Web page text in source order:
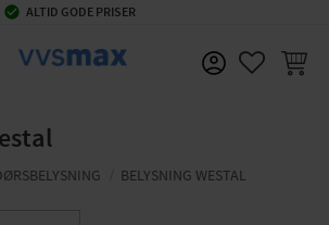
check_circle ALTID GODE PRISER
BELYSNING WESTAL